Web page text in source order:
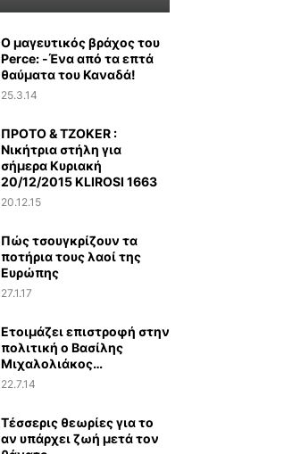
Ο μαγευτικός βράχος του
Perce: -Ένα από τα επτά
θαύματα του Καναδά!
25.3.14
ΠΡΟΤΟ & TZOKER :
Νικήτρια στήλη για
σήμερα Κυριακή
20/12/2015 KLIROSI 1663
20.12.15
Πώς τσουγκρίζουν τα
ποτήρια τους λαοί της
Ευρώπης
27.1.17
Ετοιμάζει επιστροφή στην
πολιτική ο Βασίλης
Μιχαλολιάκος…
22.7.14
Τέσσερις θεωρίες για το
αν υπάρχει ζωή μετά τον